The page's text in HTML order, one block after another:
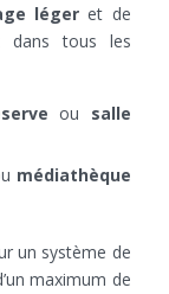
légeret de
dans tous les
ou salle
médiathèque
un système de
maximum de